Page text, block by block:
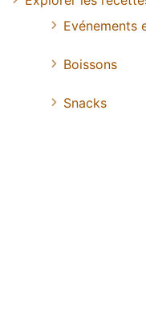
Evénements
Boissons
Snacks